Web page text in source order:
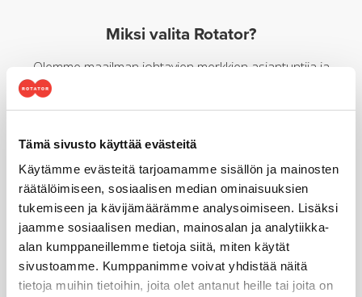
Tämä sivusto käyttää evästeitä
Käytämme evästeitä tarjoamamme sisällön ja mainosten
räätälöimiseen, sosiaalisen median ominaisuuksien
tukemiseen ja kävijämäärämme analysoimiseen. Lisäksi
jaamme sosiaalisen median, mainosalan ja analytiikka-
alan kumppaneillemme tietoja siitä, miten käytät
sivustoamme. Kumppanimme voivat yhdistää näitä
tietoja muihin tietoihin, joita olet antanut heille tai joita on
Miksi valita Rotator?
Olemme maailman johtavien merkkien asiantuntija ja
Luotettavimmat konemerkit
palvelutakuulla